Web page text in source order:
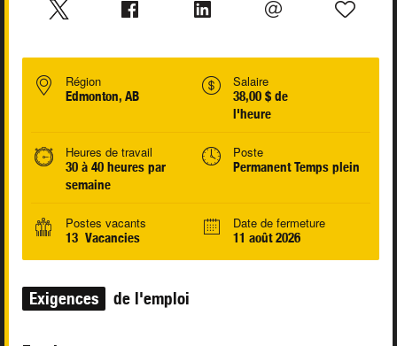
Région
Edmonton, AB
Salaire
38,00 $ de
l'heure
Heures de travail
30 à 40 heures par
semaine
Poste
Permanent Temps plein
Postes vacants
13 Vacancies
Date de fermeture
11 août 2026
Exigences de l'emploi